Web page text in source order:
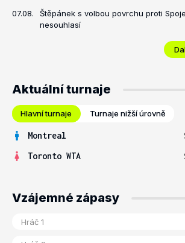
07.08.
Štěpánek s volbou povrchu proti
nesouhlasí
Aktuální turnaje
Hlavní turnaje Turnaje nižší úrovně
Montreal
Toronto WTA
Vzájemné zápasy